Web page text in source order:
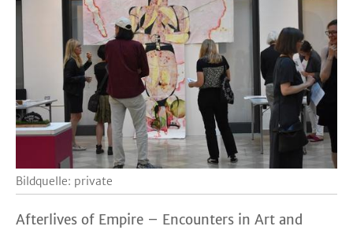
Bildquelle: private
Afterlives of Empire – Encounters in Art and